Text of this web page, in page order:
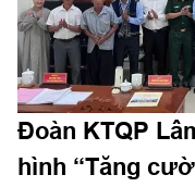
Đoàn KTQP
hình “Tăng